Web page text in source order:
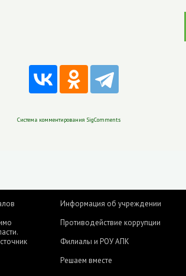
Система комментирования SigComments
Информация об учреждении
Противодействие коррупции
Филиалы и РОУ АПК
Решаем вместе